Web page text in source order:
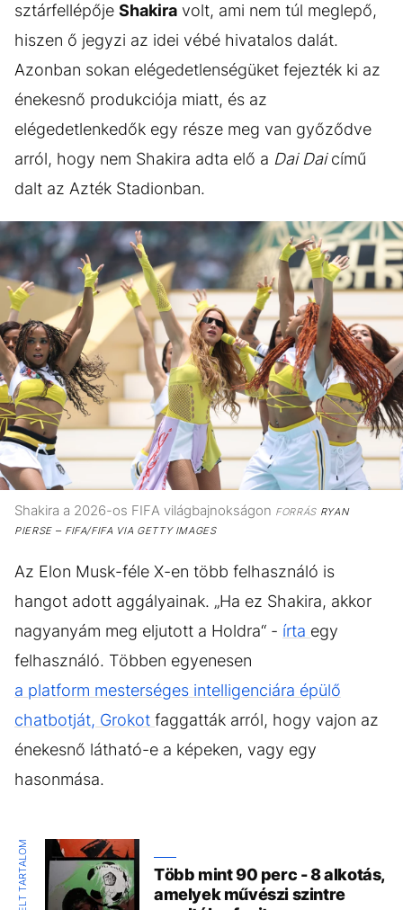
sztárfellépője Shakira volt, ami nem túl meglepő,
hiszen ő jegyzi az idei vébé hivatalos dalát.
Azonban sokan elégedetlenségüket fejezték ki az
énekesnő produkciója miatt, és az
elégedetlenkedők egy része meg van győződve
arról, hogy nem Shakira adta elő a Dai Daicímű
dalt az Azték Stadionban.
Shakira a 2026-os FIFA világbajnokságon FORRÁSRYAN
PIERSE – FIFA/FIFA VIA GETTY IMAGES
Az Elon Musk-féle X-en több felhasználó is
hangot adott aggályainak. „Ha ez Shakira, akkor
nagyanyám meg eljutott a Holdra“ - írta egy
felhasználó. Többen egyenesen
a platform mesterséges intelligenciára épülő
chatbotját, Grokot faggatták arról, hogy vajon az
énekesnő látható-e a képeken, vagy egy
hasonmása.
KIEMELT TARTALOM
Több mint 90 perc - 8 alkotás,
amelyek művészi szintre